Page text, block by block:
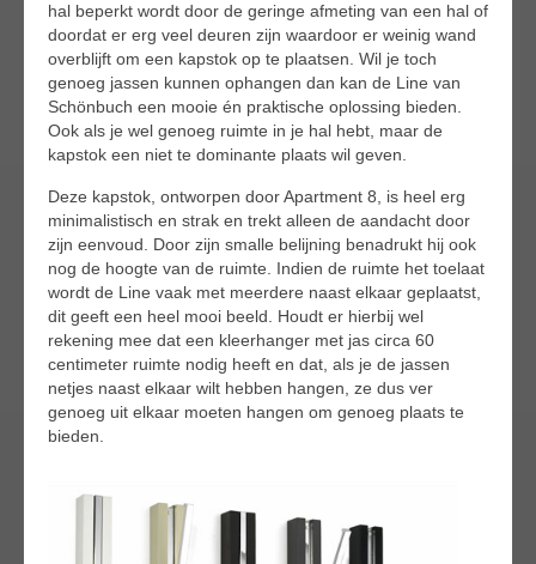
hal beperkt wordt door de geringe afmeting van een hal of
doordat er erg veel deuren zijn waardoor er weinig wand
overblijft om een kapstok op te plaatsen. Wil je toch
genoeg jassen kunnen ophangen dan kan de Line van
Schönbuch een mooie én praktische oplossing bieden.
Ook als je wel genoeg ruimte in je hal hebt, maar de
kapstok een niet te dominante plaats wil geven.
Deze kapstok, ontworpen door Apartment 8, is heel erg
minimalistisch en strak en trekt alleen de aandacht door
zijn eenvoud. Door zijn smalle belijning benadrukt hij ook
nog de hoogte van de ruimte. Indien de ruimte het toelaat
wordt de Line vaak met meerdere naast elkaar geplaatst,
dit geeft een heel mooi beeld. Houdt er hierbij wel
rekening mee dat een kleerhanger met jas circa 60
centimeter ruimte nodig heeft en dat, als je de jassen
netjes naast elkaar wilt hebben hangen, ze dus ver
genoeg uit elkaar moeten hangen om genoeg plaats te
bieden.